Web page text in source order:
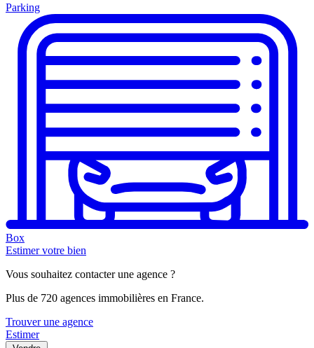
Parking
Box
Estimer votre bien
Vous souhaitez contacter une agence ?
Plus de 720 agences immobilières en France.
Trouver une agence
Estimer